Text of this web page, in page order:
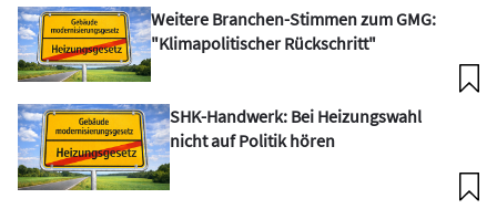
Weitere Branchen-Stimmen zum GMG:
"Klimapolitischer Rückschritt"
SHK-Handwerk: Bei Heizungswahl
nicht auf Politik hören